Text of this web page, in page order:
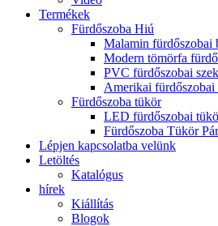
Termékek
Fürdőszoba Hiú
Malamin fürdőszobai
Modern tömörfa
PVC fürdőszobai
Amerikai fürdőszobai
Fürdőszoba tükör
LED fürdőszobai
Fürdőszoba Tükör
Lépjen kapcsolatba velünk
Letöltés
Katalógus
hírek
Kiállítás
Blogok